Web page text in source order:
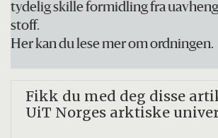
tydelig skille formidling fra
stoff.
Her kan du lese mer om ordningen.
Fikk du med deg disse
UiT Norges arktiske